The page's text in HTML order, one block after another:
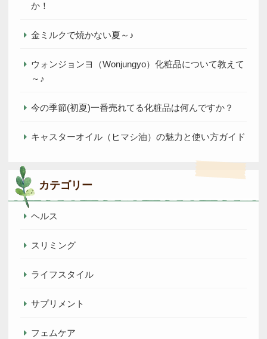
か！
金ミルクで焼かない夏～♪
ウォンジョンヨ（Wonjungyo）化粧品について教えて
～♪
今の季節(初夏)一番売れてる化粧品は何んですか？
キャスターオイル（ヒマシ油）の魅力と使い方ガイド
カテゴリー
ヘルス
スリミング
ライフスタイル
サプリメント
フェムケア